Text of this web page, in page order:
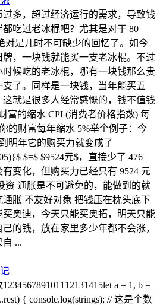
多，超过经济运行的需求，导致钱
吃过老冰棍吧？尤其是对于 80
对是儿时不可缺少的回忆了。如今
，一块钱就能买一支老冰棍。不过
候吃的老冰棍，哪有一块钱那么贵
了。同样是一块钱，当年能买五
就是很多人经常感慨的，钱不值钱
富的缩水 CPI (消费者价格指数) 每
的财富每年缩水 5%举个例子：今
明年它的购买力就变成了
$=$ $9524元$，直接少了 476
变化，但购买力已经只有 9524 元
资 通胀是不可避免的，能做到的就
胀 不友好对象 把钱压在枕头底下
奥迪，今天只能买奥拓，明天只能
的钱，放在家里多少年都不会涨，
...
a = 1, b =
{ console.log(strings); // 这是个数